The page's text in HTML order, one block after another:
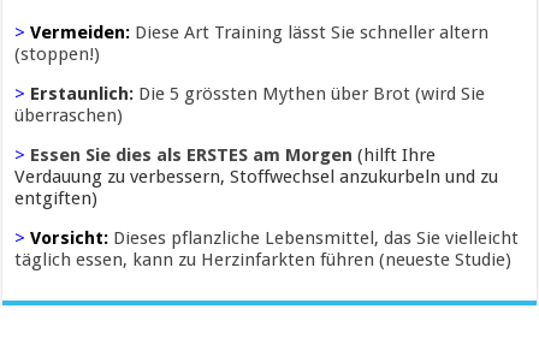
> Vermeiden: Diese Art Training lässt Sie schneller altern
(stoppen!)
> Erstaunlich: Die 5 grössten Mythen über Brot (wird Sie
überraschen)
> Essen Sie dies als ERSTES am Morgen (hilft Ihre
Verdauung zu verbessern, Stoffwechsel anzukurbeln und zu
entgiften)
> Vorsicht: Dieses pflanzliche Lebensmittel, das Sie vielleicht
täglich essen, kann zu Herzinfarkten führen (neueste Studie)